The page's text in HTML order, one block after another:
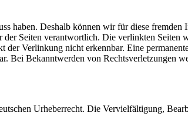
haben. Deshalb können wir für diese fremden
Seiten verantwortlich. Die verlinkten Seiten
Verlinkung nicht erkennbar. Eine
Bei Bekanntwerden von Rechtsverletzungen
Urheberrecht. Die Vervielfältigung,